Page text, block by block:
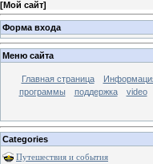
[Мой сайт]
Форма входа
Меню сайта
Главная страница
программы
поддержка video
Categories
Путешествия и события